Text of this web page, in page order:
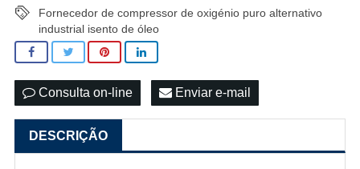
PERGUNTAS FREQUENTES
Inquérito
Contate-nos
FAÇA UMA COTAÇÃO
Fornecedor de compressor de oxigénio puro alternativo
industrial isento de óleo
Consulta on-line Enviar e-mail
DESCRIÇÃO